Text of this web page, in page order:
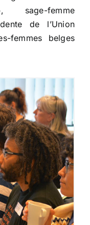
, sage-femme
de l’Union
femmes belges